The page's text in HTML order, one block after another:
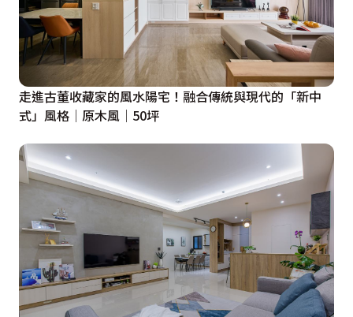
走進古董收藏家的風水陽宅！融合傳統與現代的「新中
式」風格│原木風│50坪